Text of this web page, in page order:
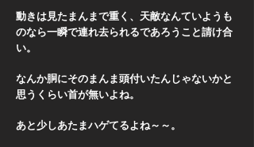
動きは見たまんまで重く、天敵なんていようも
のなら一瞬で連れ去られるであろうこと請け合
い。
なんか胴にそのまんま頭付いたんじゃないかと
思うくらい首が無いよね。
​あと少しあたまハゲてるよね～～。